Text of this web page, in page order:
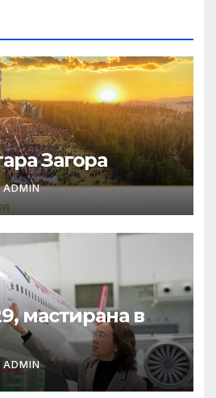
Загора
ADMIN
мастирана в
ADMIN